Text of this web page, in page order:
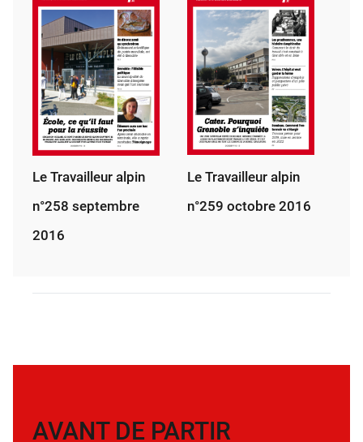
Le Travailleur alpin
n°258 septembre
2016
Le Travailleur alpin
n°259 octobre 2016
AVANT DE PARTIR